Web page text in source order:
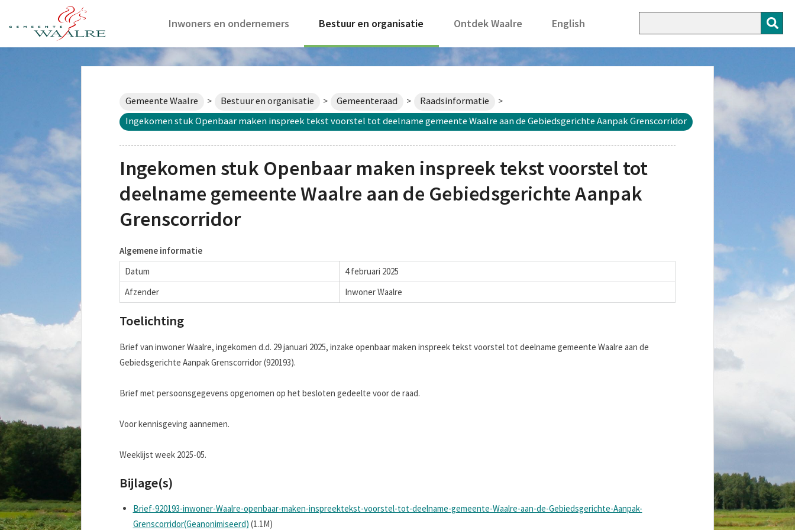
Inwoners en ondernemers Bestuur en organisatie Ontdek Waalre English
Gemeente Waalre > Bestuur en organisatie > Gemeenteraad > Raadsinformatie >
Ingekomen stuk Openbaar maken inspreek tekst voorstel tot deelname gemeente Waalre aan de Gebiedsgerichte Aanpak Grenscorridor
Ingekomen stuk Openbaar maken inspreek tekst voorstel tot
deelname gemeente Waalre aan de Gebiedsgerichte Aanpak
Grenscorridor
Algemene informatie
Datum
4 februari 2025
Afzender
Inwoner Waalre
Toelichting
Brief van inwoner Waalre, ingekomen d.d. 29 januari 2025, inzake openbaar maken inspreek tekst voorstel tot deelname gemeente Waalre aan de
Gebiedsgerichte Aanpak Grenscorridor (920193).
Brief met persoonsgegevens opgenomen op het besloten gedeelte voor de raad.
Voor kennisgeving aannemen.
Weeklijst week 2025-05.
Bijlage(s)
Brief-920193-inwoner-Waalre-openbaar-maken-inspreektekst-voorstel-tot-deelname-gemeente-Waalre-aan-de-Gebiedsgerichte-Aanpak-
Grenscorridor(Geanonimiseerd) (1.1M)